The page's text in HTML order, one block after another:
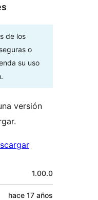
de los
o
su uso
versión
1.00.0
hace 17 años